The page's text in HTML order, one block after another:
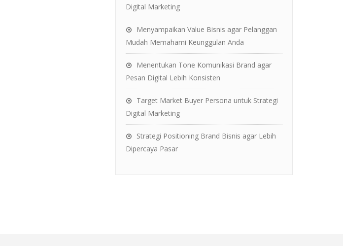
Digital Marketing
Menyampaikan Value Bisnis agar Pelanggan
Mudah Memahami Keunggulan Anda
Menentukan Tone Komunikasi Brand agar
Pesan Digital Lebih Konsisten
Target Market Buyer Persona untuk Strategi
Digital Marketing
Strategi Positioning Brand Bisnis agar Lebih
Dipercaya Pasar